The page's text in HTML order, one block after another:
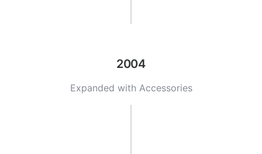
2004
Expanded with Accessories